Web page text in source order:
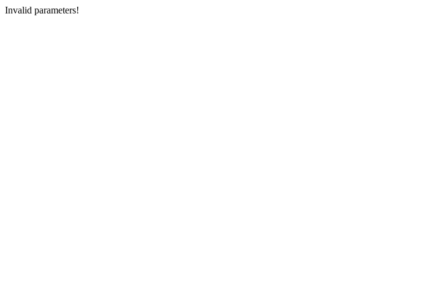
Invalid parameters!